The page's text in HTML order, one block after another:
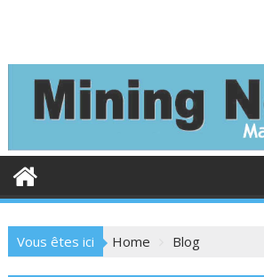
o
t
Vous êtes ici Home Blog